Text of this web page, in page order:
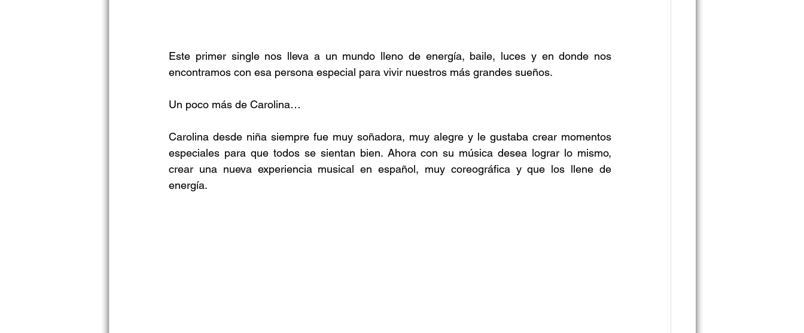
Este primer single nos lleva a un mundo lleno de energía, baile, luces y en donde nos
encontramos con esa persona especial para vivir nuestros más grandes sueños.
Un poco más de Carolina…
Carolina desde niña siempre fue muy soñadora, muy alegre y le gustaba crear momentos
especiales para que todos se sientan bien. Ahora con su música desea lograr lo mismo,
crear una nueva experiencia musical en español, muy coreográfica y que los llene de
energía.